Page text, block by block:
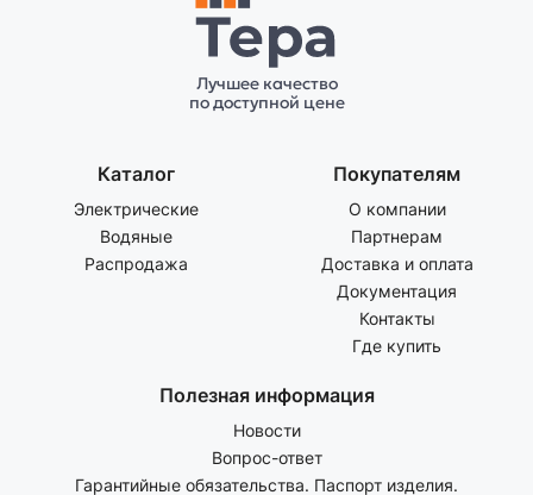
Лучшее качество
по доступной цене
Каталог
Электрические
Водяные
Распродажа
Покупателям
О компании
Партнерам
Доставка и оплата
Документация
Контакты
Где купить
Полезная информация
Новости
Вопрос-ответ
Гарантийные обязательства. Паспорт изделия.